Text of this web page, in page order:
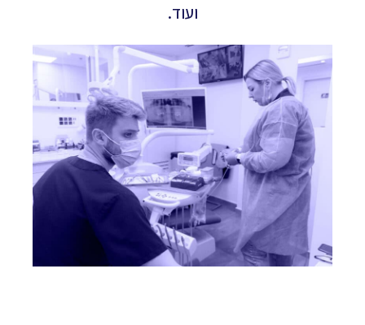
ועוד.